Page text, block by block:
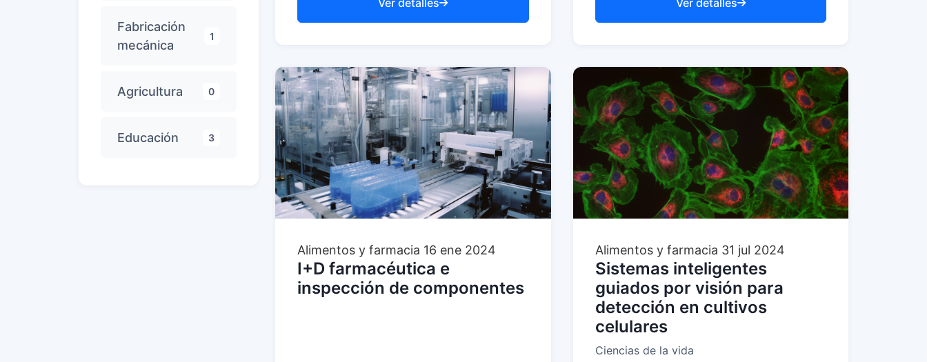
Fabricación
mecánica
1
Agricultura 0
Educación 3
Ver detalles Ver detalles
Alimentos y farmacia 16 ene 2024
I+D farmacéutica e
inspección de componentes
Alimentos y farmacia 31 jul 2024
Sistemas inteligentes
guiados por visión para
detección en cultivos
celulares
Ciencias de la vida